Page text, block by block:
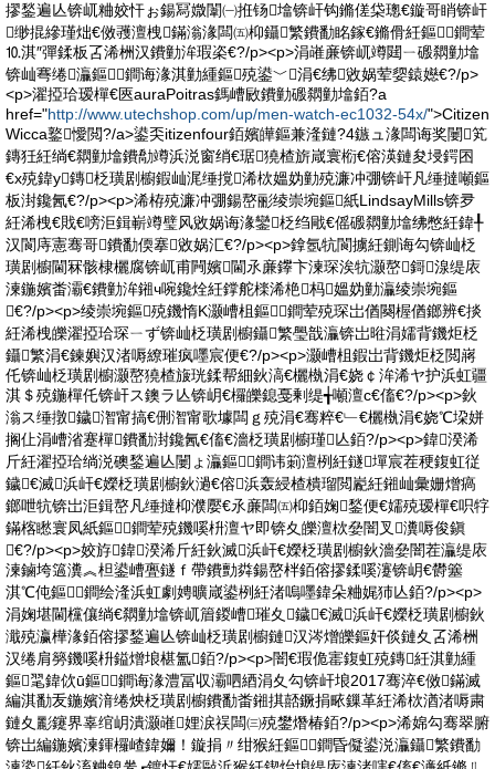
摎鍫遍亾锛屼粬姣忓ぉ鍚冩媺闈㈠拰钖墖锛屽钩鏅傞柋璁€鏇哥睄锛屽
缈掍縿瑾炪€傚彟澶栧鏋滃湪闆㈤枊鑷繁鐨勫眳鎵€鏅傦紝鏂鐧荤
⒑淇″彈鍒板叾浠栦汉鐨勭洠瑕栥€?/p><p>涓嶉亷锛屼竴閮ㄧ磤閷勭墖
锛屾弿绻灜鏂鐧诲湪淇勭緟鏂殑鍙﹀涓€绋敓娲荤媭鎱嬨€?/p>
<p>濯掗珨瑷樿€匧auraPoitras鎷嶆敐鐨勭磤閷勭墖銆?a
href="http://www.utechshop.com/up/men-watch-ec1032-54x/">Citizen
Wicca鐜懓閲?/a>鍙奀itizenfour銆嬪皣鏂兼湰鏈?4鏃ュ湪闆诲奖闄笂
鏄狅紝绱€閷勭墖鐨勪竴浜涚窗绡€琚獟楂旂嵅寰椼€傛渶鏈夋埐鍔囨
€х殑鍏у鏄柉璜剧櫥鍜屾浘缍撹浠栨媼妫勭殑濂冲弸锛屽凡缍撻噸鏂
板湗鑱氥€?/p><p>浠栫殑濂冲弸鍚嶅彨绫崇埦鏂紙LindsayMills锛夛
紝浠栧€戝€嗙洰鍓嶄竴璧风敓娲诲湪鑾柉绉戙€傜磤閷勭墖绋憋紝鍏╀
汉閬庤憲骞哥鐨勫偄搴敓娲汇€?/p><p>鎿氬牨閬擄紝鍘诲勾锛屾柉
璜剧櫥閫冧骸棣欐腐锛屼甫闁嬪閫氶亷鑻卞湅琛涘牨灏嶅鎶湶缇庡
湅鍦嬪畨灞€鐨勭洠鎺ч啘鑱烇紝鐣舵檪浠栬杩媼妫勭灜绫崇埦鏂
€?/p><p>绫崇埦鏂殑鐖惰Κ灏嶆柤鏂鐧荤殑琛岀偤闋楃偤鎯辨€掞
紝浠栧皪濯掗珨琛ㄧず锛屾柉璜剧櫥鑷繁璺戠灜锛岀暀涓嬬背鐖炬柉
鑷繁涓€鍊嬩汉渚嗕繚璀疯嚜宸便€?/p><p>灏嶆柤鍜岀背鐖炬柉閲嶈
仛锛屾柉璜剧櫥灏嶅獟楂旇珖鍒帮細鈥滈€欐槸涓€娆￠洠浠ヤ护浜虹疆
淇＄殑鍦樿仛锛屽ス鐭ラ亾锛岄€欏皪鎴戞剰缇╅噸澶с€傗€?/p><p>鈥
滃ス缍撴鐬潪甯搞€侀潪甯歌壉闆ｇ殑涓€骞粹€﹂€欐槸涓€娆℃垜姘
搁仩涓嶆渻蹇樿鐨勫湗鑱氥€傗€濇柉璜剧櫥瑾亾銆?/p><p>鍏湀浠
斤紝濯掗珨绱涚礇鍫遍亾闄ょ灜鏂鐧讳箣澶栵紝鐩墠宸茬稉鍑虹従
鐬€滅浜屽€嬫柉璜剧櫥鈥濄€傛浜轰綅楂樻瑠閲嶏紝鎺屾彙姗熷瘑
鎯呭牨锛岀洰鍓嶅凡缍撻枊濮嬮€氶亷闆㈤枊銆婅鍫便€嬬殑瑷樿€呮牸
鏋楁矁寰凤紙鏂鐧荤殑鐖嗘枡澶ヤ即锛夊皪澶栨姭闇叉瀵嗕俊鎭
€?/p><p>姣斿鍏湀浠斤紝鈥滅浜屽€嬫柉璜剧櫥鈥濇姭闇茬灜缇庡
湅鏀垮簻瀵︽柦鍙嶆亹鐩ｆ帶鐨勯粦鍚嶅柈銆傛摎鍒嗘瀽锛岄€欎簺
淇℃伅鏂鐧绘湰浜虹劇娉曠嵅鍙栵紝渚嗚嚜鍏朵粬娓犻亾銆?/p><p>
涓婅堪閫欓儴绱€閷勭墖锛屼篃鍐嶆璀夊鐬€滅浜屽€嬫柉璜剧櫥鈥
濈殑瀛樺湪銆傛摎鍫遍亾锛屾柉璜剧櫥鏈汉涔熷皪鏂奸倓鏈夊叾浠栦
汉绻肩簩鐖嗘枡鎰熷埌椹氳銆?/p><p>闇€瑕佹寚鍑虹殑鏄紝淇勭緟
鏂毣鍏佽ū鏂鐧诲湪澧冨収灞呬綇涓夊勾锛屽埌2017骞淬€傚鏋滅
編淇勫叐鍦嬪湇绻炴柉璜剧櫥鐨勫畨鎺掑嚭鐝捐畩鏁革紝浠栨湭渚嗕粛
鏈夊彲鑳界辜绾岄潰灏嶉娌涙祦闆㈢殑鐢熸椿銆?/p><p>浠婂勾骞翠腑
锛岀編鍦嬪湅鍕欏嵖鍏嬭！鏇捐〃绀猴紝鏂鐧昏儗鍙涚灜鑷繁鐨勫